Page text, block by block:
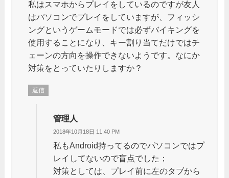
私はスマホからプレイをしているのですが友人
はパソコンでプレイをしていますが、フィッシ
ングというゲームモードでは必ずバイキングを
使用することになり、キー割り当てだけではチ
ェーンの方向を操作できないようです。なにか
対策をとっていたりしますか？
返信
管理人
2018年10月18日 11:40 PM
私もAndroid持ってるのでパソコンではプ
レイしてないので盲点でした；
対策としては、プレイ前に左のタブから